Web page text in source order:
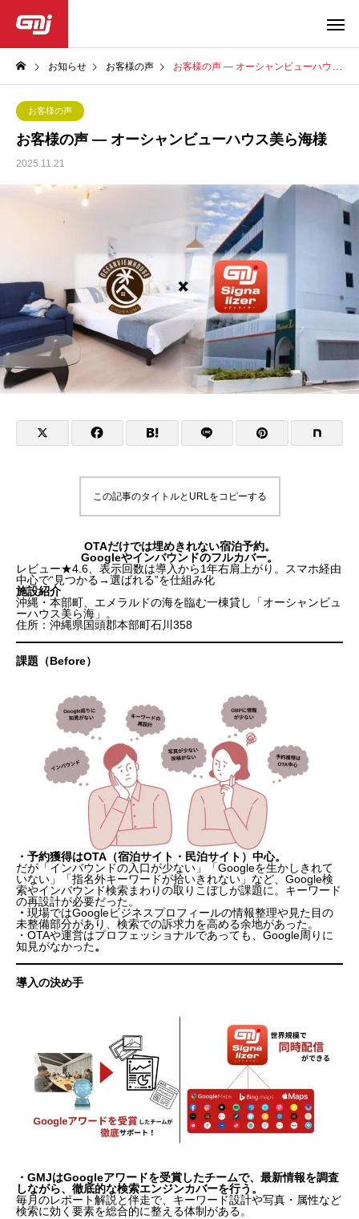
お知らせ お客様の声 お客様の声 ― オーシャンビューハウス美ら海様
お客様の声
お客様の声 ― オーシャンビューハウス美ら海様
2025.11.21
この記事のタイトルとURLをコピーする
OTAだけでは埋めきれない宿泊予約。
Googleやインバウンドのフルカバー。
レビュー★4.6、表示回数は導入から1年右肩上がり。スマホ経由
中心で“見つかる→選ばれる”を仕組み化
施設紹介
沖縄・本部町、エメラルドの海を臨む一棟貸し「オーシャンビュ
ーハウス美ら海」。
住所：沖縄県国頭郡本部町石川358
課題（Before）
・予約獲得はOTA（宿泊サイト・民泊サイト）中心。
だが「インバウンドの入口が少ない」「Googleを生かしきれて
いない」「指名外キーワードが拾いきれない」など、Google検
索やインバウンド検索まわりの取りこぼしが課題に。キーワード
の再設計が必要だった。
・ 現場ではGoogleビジネスプロフィールの情報整理や見た目の
未整備部分があり、検索での訴求力を高める余地があった。
・OTAや運営はプロフェッショナルであっても、 Google周りに
知見がなかった。
導入の決め手
・GMJはGoogleアワードを受賞したチームで、最新情報を調査
しながら、徹底的な検索エンジンカバーを行う。
毎月のレポート解説と伴走で、キーワード設計や写真・属性など
検索に効く要素を総合的に整える体制がある。